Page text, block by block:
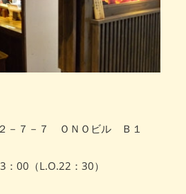
－７－７ ＯＮＯビル Ｂ１
00（L.O.22：30）